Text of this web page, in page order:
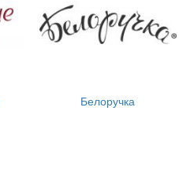
Белоручка